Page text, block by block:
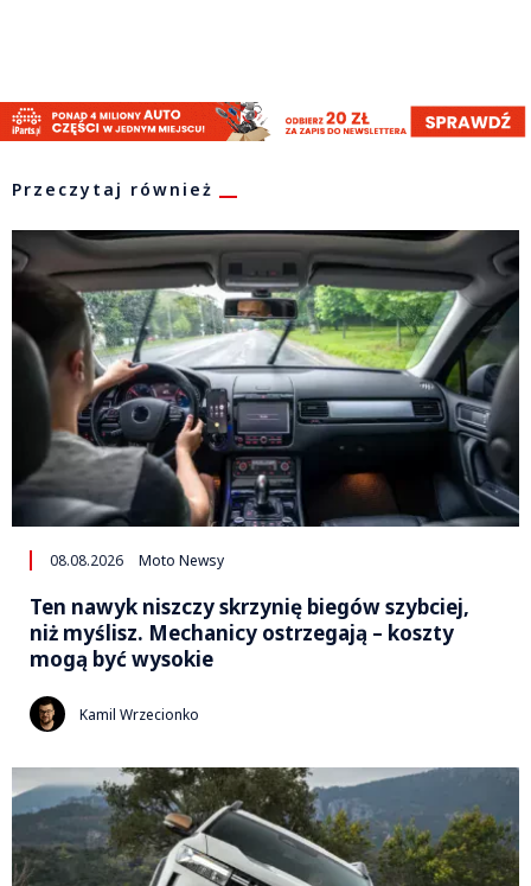
Przeczytaj również
08.08.2026 Moto Newsy
Ten nawyk niszczy skrzynię biegów szybciej,
niż myślisz. Mechanicy ostrzegają – koszty
mogą być wysokie
Kamil Wrzecionko